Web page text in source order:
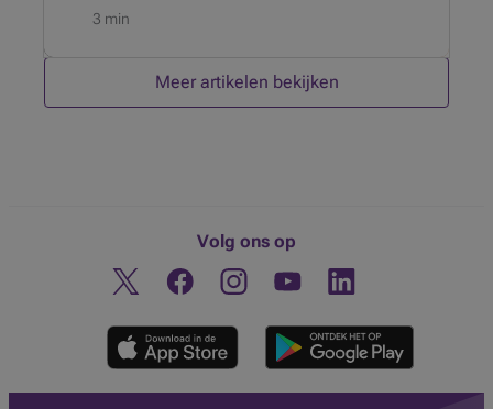
3 min
Meer artikelen bekijken
Volg ons op
Twitter FacebookInstagramOntdek ons YouTube-kanaal
Linkedin